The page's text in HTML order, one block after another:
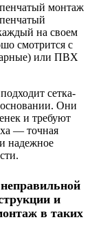
монтаж
на своем
смотрится с
или ПВХ
сетка-
Они
и требуют
— точная
надежное
и
в таких